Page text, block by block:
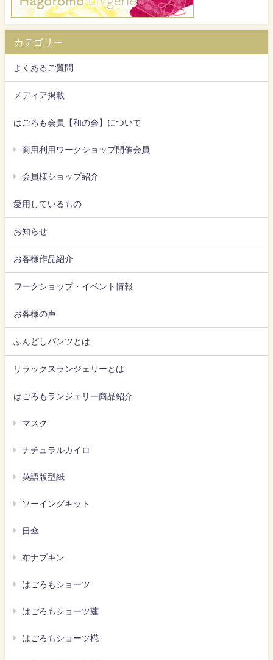
カテゴリー
よくあるご質問
メディア掲載
はごろも会員【和の会】について
商用利用ワークショップ開催会員
会員様ショップ紹介
愛用しているもの
お知らせ
お客様作品紹介
ワークショップ・イベント情報
お客様の声
ふんどしパンツとは
リラックスランジェリーとは
はごろもランジェリー商品紹介
マスク
ナチュラルカイロ
英語版型紙
ソーイングキット
日傘
布ナプキン
はごろもショーツ
はごろもショーツ蓮
はごろもショーツ椛